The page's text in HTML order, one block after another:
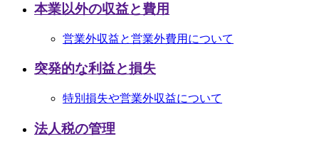
本業以外の収益と費用
営業外収益と営業外費用について
突発的な利益と損失
特別損失や営業外収益について
法人税の管理